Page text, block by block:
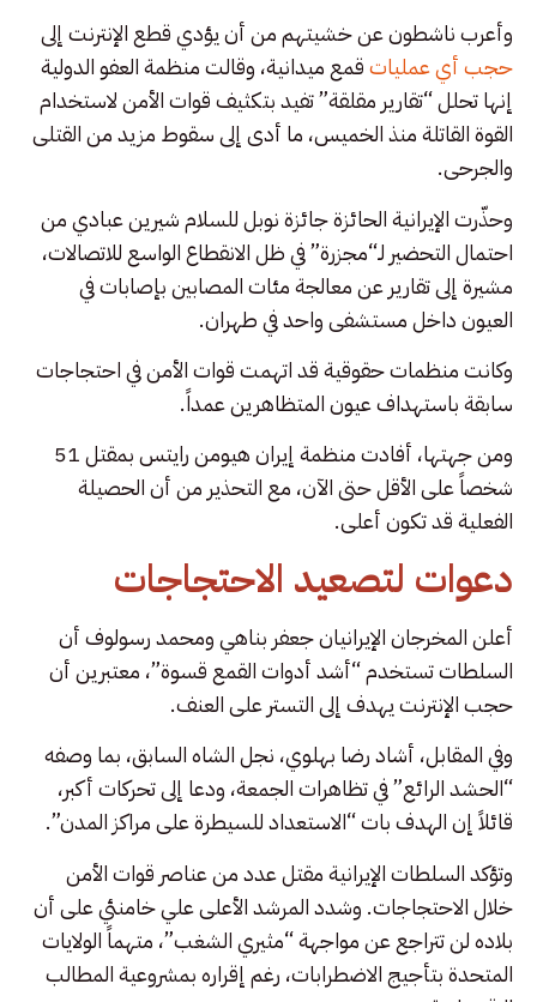
وأعرب ناشطون عن خشيتهم من أن يؤدي قطع الإنترنت إلى
حجب أي عملياتقمع ميدانية، وقالت منظمة العفو الدولية
إنها تحلل “تقارير مقلقة” تفيد بتكثيف قوات الأمن لاستخدام
القوة القاتلة منذ الخميس، ما أدى إلى سقوط مزيد من القتلى
والجرحى.
وحذّرت الإيرانية الحائزة جائزة نوبل للسلام شيرين عبادي من
احتمال التحضير لـ“مجزرة” في ظل الانقطاع الواسع للاتصالات،
مشيرة إلى تقارير عن معالجة مئات المصابين بإصابات في
العيون داخل مستشفى واحد في طهران.
وكانت منظمات حقوقية قد اتهمت قوات الأمن في احتجاجات
سابقة باستهداف عيون المتظاهرين عمداً.
ومن جهتها، أفادت منظمة إيران هيومن رايتس بمقتل 51
شخصاً على الأقل حتى الآن، مع التحذير من أن الحصيلة
الفعلية قد تكون أعلى.
دعوات لتصعيد الاحتجاجات
أعلن المخرجان الإيرانيان جعفر بناهي ومحمد رسولوف أن
السلطات تستخدم “أشد أدوات القمع قسوة”، معتبرين أن
حجب الإنترنت يهدف إلى التستر على العنف.
وفي المقابل، أشاد رضا بهلوي، نجل الشاه السابق، بما وصفه
“الحشد الرائع” في تظاهرات الجمعة، ودعا إلى تحركات أكبر،
قائلاً إن الهدف بات “الاستعداد للسيطرة على مراكز المدن”.
وتؤكد السلطات الإيرانية مقتل عدد من عناصر قوات الأمن
خلال الاحتجاجات. وشدد المرشد الأعلى علي خامنئي على أن
بلاده لن تتراجع عن مواجهة “مثيري الشغب”، متهماً الولايات
المتحدة بتأجيج الاضطرابات، رغم إقراره بمشروعية المطالب